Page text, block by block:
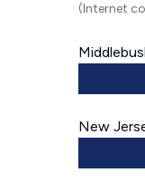
(Internet
New